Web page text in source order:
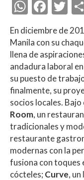
W
h
at
s
A
p
p
F
ac
e
b
o
o
k
T
w
itt
er
En diciembre de
Manila con su
llena de
andadura laboral
su puesto de
finalmente, su
socios locales.
Room, un
tradicionales y
restaurante
modernas con la
fusiona con toques
cócteles; Curve,